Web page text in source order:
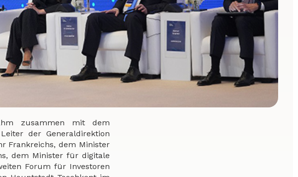
zusammen mit dem
der Generaldirektion
Frankreichs, dem Minister
dem Minister für digitale
Forum für Investoren